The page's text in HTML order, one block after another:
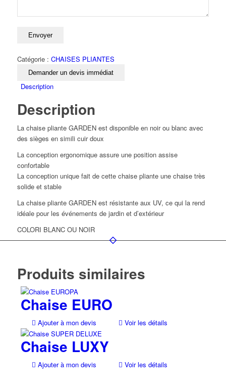
Catégorie : CHAISES PLIANTES
Demander un devis immédiat
Description
Description
La chaise pliante GARDEN est disponible en noir ou blanc avec
des sièges en simili cuir doux
La conception ergonomique assure une position assise
confortable
La conception unique fait de cette chaise pliante une chaise très
solide et stable
La chaise pliante GARDEN est résistante aux UV, ce qui la rend
idéale pour les événements de jardin et d’extérieur
COLORI BLANC OU NOIR
Produits similaires
Chaise EURO
Ajouter à mon devis Voir les détails
Chaise LUXY
Ajouter à mon devis Voir les détails